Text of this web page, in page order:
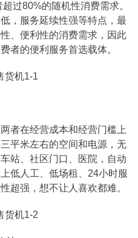
过80%的随机性消费需求。
，服务延续性强等特点，最
、便利性的消费需求，因此
者的便利服务首选载体。
者在经营成本和经营门槛上
平米左右的空间和电源，无
站、社区门口、医院，自动
低人工、低场租、24小时服
超强，想不让人喜欢都难。